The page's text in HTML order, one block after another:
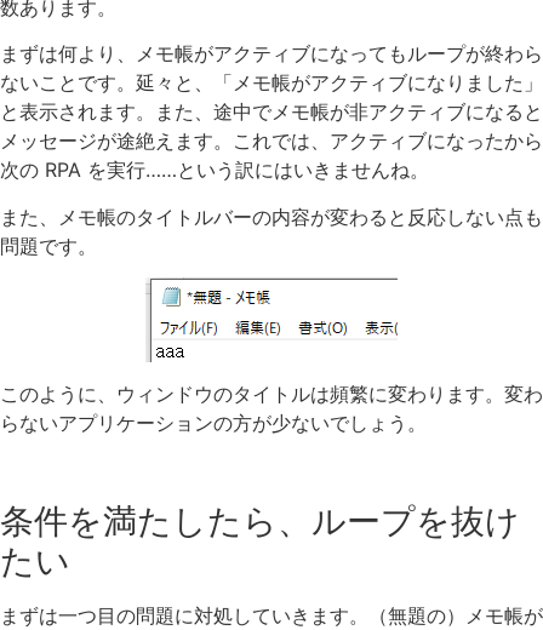
数あります。
まずは何より、メモ帳がアクティブになってもループが終わら
ないことです。延々と、「メモ帳がアクティブになりました」
と表示されます。また、途中でメモ帳が非アクティブになると
メッセージが途絶えます。これでは、アクティブになったから
次の RPA を実行……という訳にはいきませんね。
また、メモ帳のタイトルバーの内容が変わると反応しない点も
問題です。
このように、ウィンドウのタイトルは頻繁に変わります。変わ
らないアプリケーションの方が少ないでしょう。
条件を満たしたら、ループを抜け
たい
まずは一つ目の問題に対処していきます。（無題の）メモ帳が